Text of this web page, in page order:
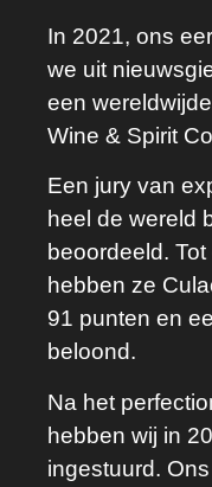
In 2021, ons
we uit
een
Wine & Spirit
Een jury van
heel de wereld
beoordeeld.
hebben ze
91 punten en
beloond.
Na het
hebben wij in
ingestuurd.